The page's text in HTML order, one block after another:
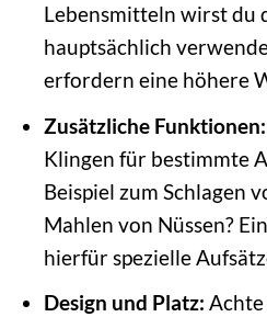
Lebensmitteln wirst du
hauptsächlich
erfordern eine höhere
Zusätzliche Funktionen:
Klingen für bestimmte
Beispiel zum Schlagen
Mahlen von Nüssen?
hierfür spezielle
Design und Platz: Achte